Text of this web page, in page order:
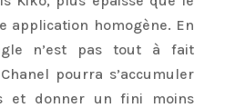
application homogène. En
n’est pas tout à fait
pourra s’accumuler
et donner un fini moins